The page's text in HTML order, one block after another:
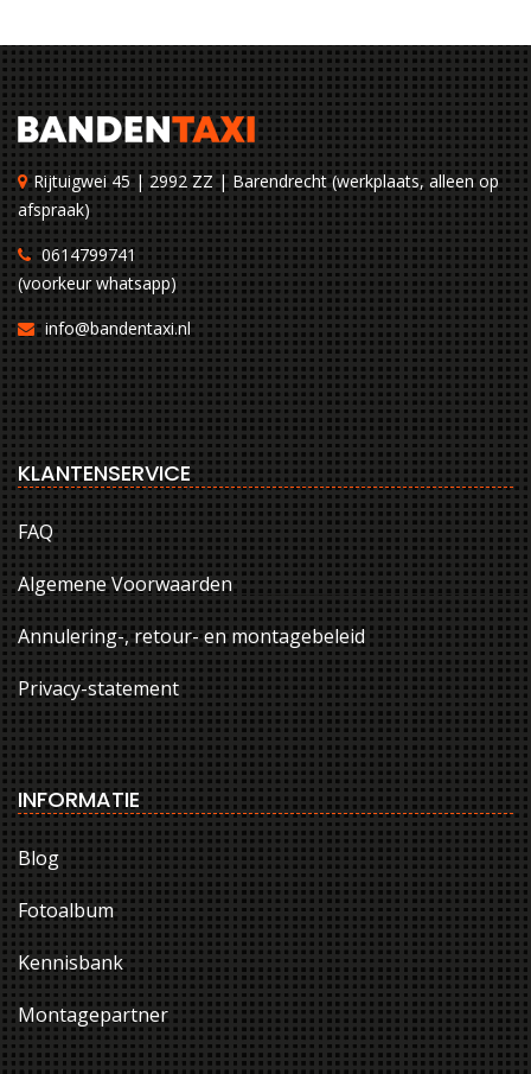
Rijtuigwei 45 | 2992 ZZ | Barendrecht (werkplaats, alleen op
afspraak)
0614799741
(voorkeur whatsapp)
info@bandentaxi.nl
KLANTENSERVICE
FAQ
Algemene Voorwaarden
Annulering-, retour- en montagebeleid
Privacy-statement
INFORMATIE
Blog
Fotoalbum
Kennisbank
Montagepartner